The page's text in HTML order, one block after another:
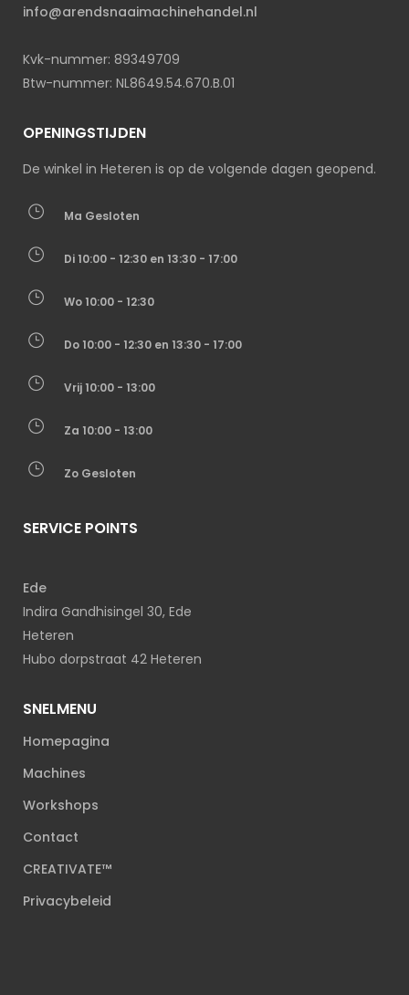
info@arendsnaaimachinehandel.nl
Kvk-nummer: 89349709
Btw-nummer: NL8649.54.670.B.01
OPENINGSTIJDEN
De winkel in Heteren is op de volgende dagen geopend.
Ma Gesloten
Di 10:00 - 12:30 en 13:30 - 17:00
Wo 10:00 - 12:30
Do 10:00 - 12:30 en 13:30 - 17:00
Vrij 10:00 - 13:00
Za 10:00 - 13:00
Zo Gesloten
SERVICE POINTS
Ede
Indira Gandhisingel 30, Ede
Heteren
Hubo dorpstraat 42 Heteren
SNELMENU
Homepagina
Machines
Workshops
Contact
CREATIVATE™
Privacybeleid